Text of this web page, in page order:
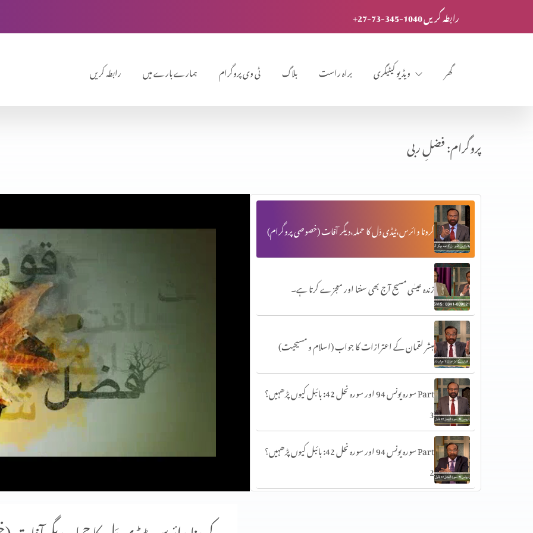
+27-73-345-1040 رابطہ کریں
رابطہ کریں ہمارے بارے میں ٹی وی پروگرام بلاگ براہ راست ویڈیو کیٹیگری گھر
پروگرام: فضلِ ربی
کرونا وائرس،ٹیڈی دَل کا حملہ،دیگر آفات (خصوصی پروگرام)
زندہ عیسٰی مسیح آج بھی سنتا اور معجزے کرتا ہے۔
مبشر لقمان کے اعترازات کا جواب (اسلام و مسیحیت)
سورہ یونس 94 اور سورہ نحل 42: بائبل کیوں پڑھہیں؟ Part
3
سورہ یونس 94 اور سورہ نحل 42: بائبل کیوں پڑھہیں؟ Part
2